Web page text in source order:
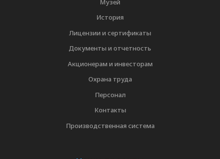
История
Лицензии и сертификаты
Документы и отчетность
Акционерам и инвесторам
Охрана труда
Персонал
Контакты
Производственная система